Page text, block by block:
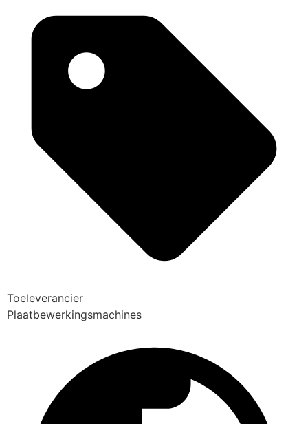
Toeleverancier
Plaatbewerkingsmachines